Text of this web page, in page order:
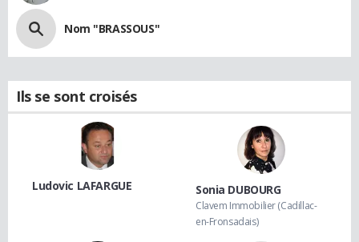
Nom "BRASSOUS"
Ils se sont croisés
Ludovic LAFARGUE Sonia DUBOURG
Clavem Immobilier (Cadillac-
en-Fronsadais)